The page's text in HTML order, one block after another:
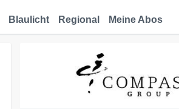
Blaulicht Regional Meine Abos